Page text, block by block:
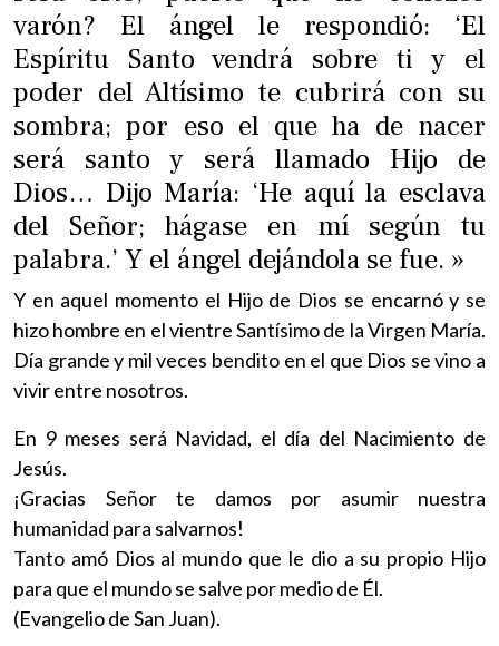
varón? El ángel le respondió: ‘El
Espíritu Santo vendrá sobre ti y el
poder del Altísimo te cubrirá con su
sombra; por eso el que ha de nacer
será santo y será llamado Hijo de
Dios… Dijo María: ‘He aquí la esclava
del Señor; hágase en mí según tu
palabra.’ Y el ángel dejándola se fue. »
Y en aquel momento el Hijo de Dios se encarnó y se
hizo hombre en el vientre Santísimo de la Virgen María.
Día grande y mil veces bendito en el que Dios se vino a
vivir entre nosotros.
En 9 meses será Navidad, el día del Nacimiento de
Jesús.
¡Gracias Señor te damos por asumir nuestra
humanidad para salvarnos!
Tanto amó Dios al mundo que le dio a su propio Hijo
para que el mundo se salve por medio de Él.
(Evangelio de San Juan).